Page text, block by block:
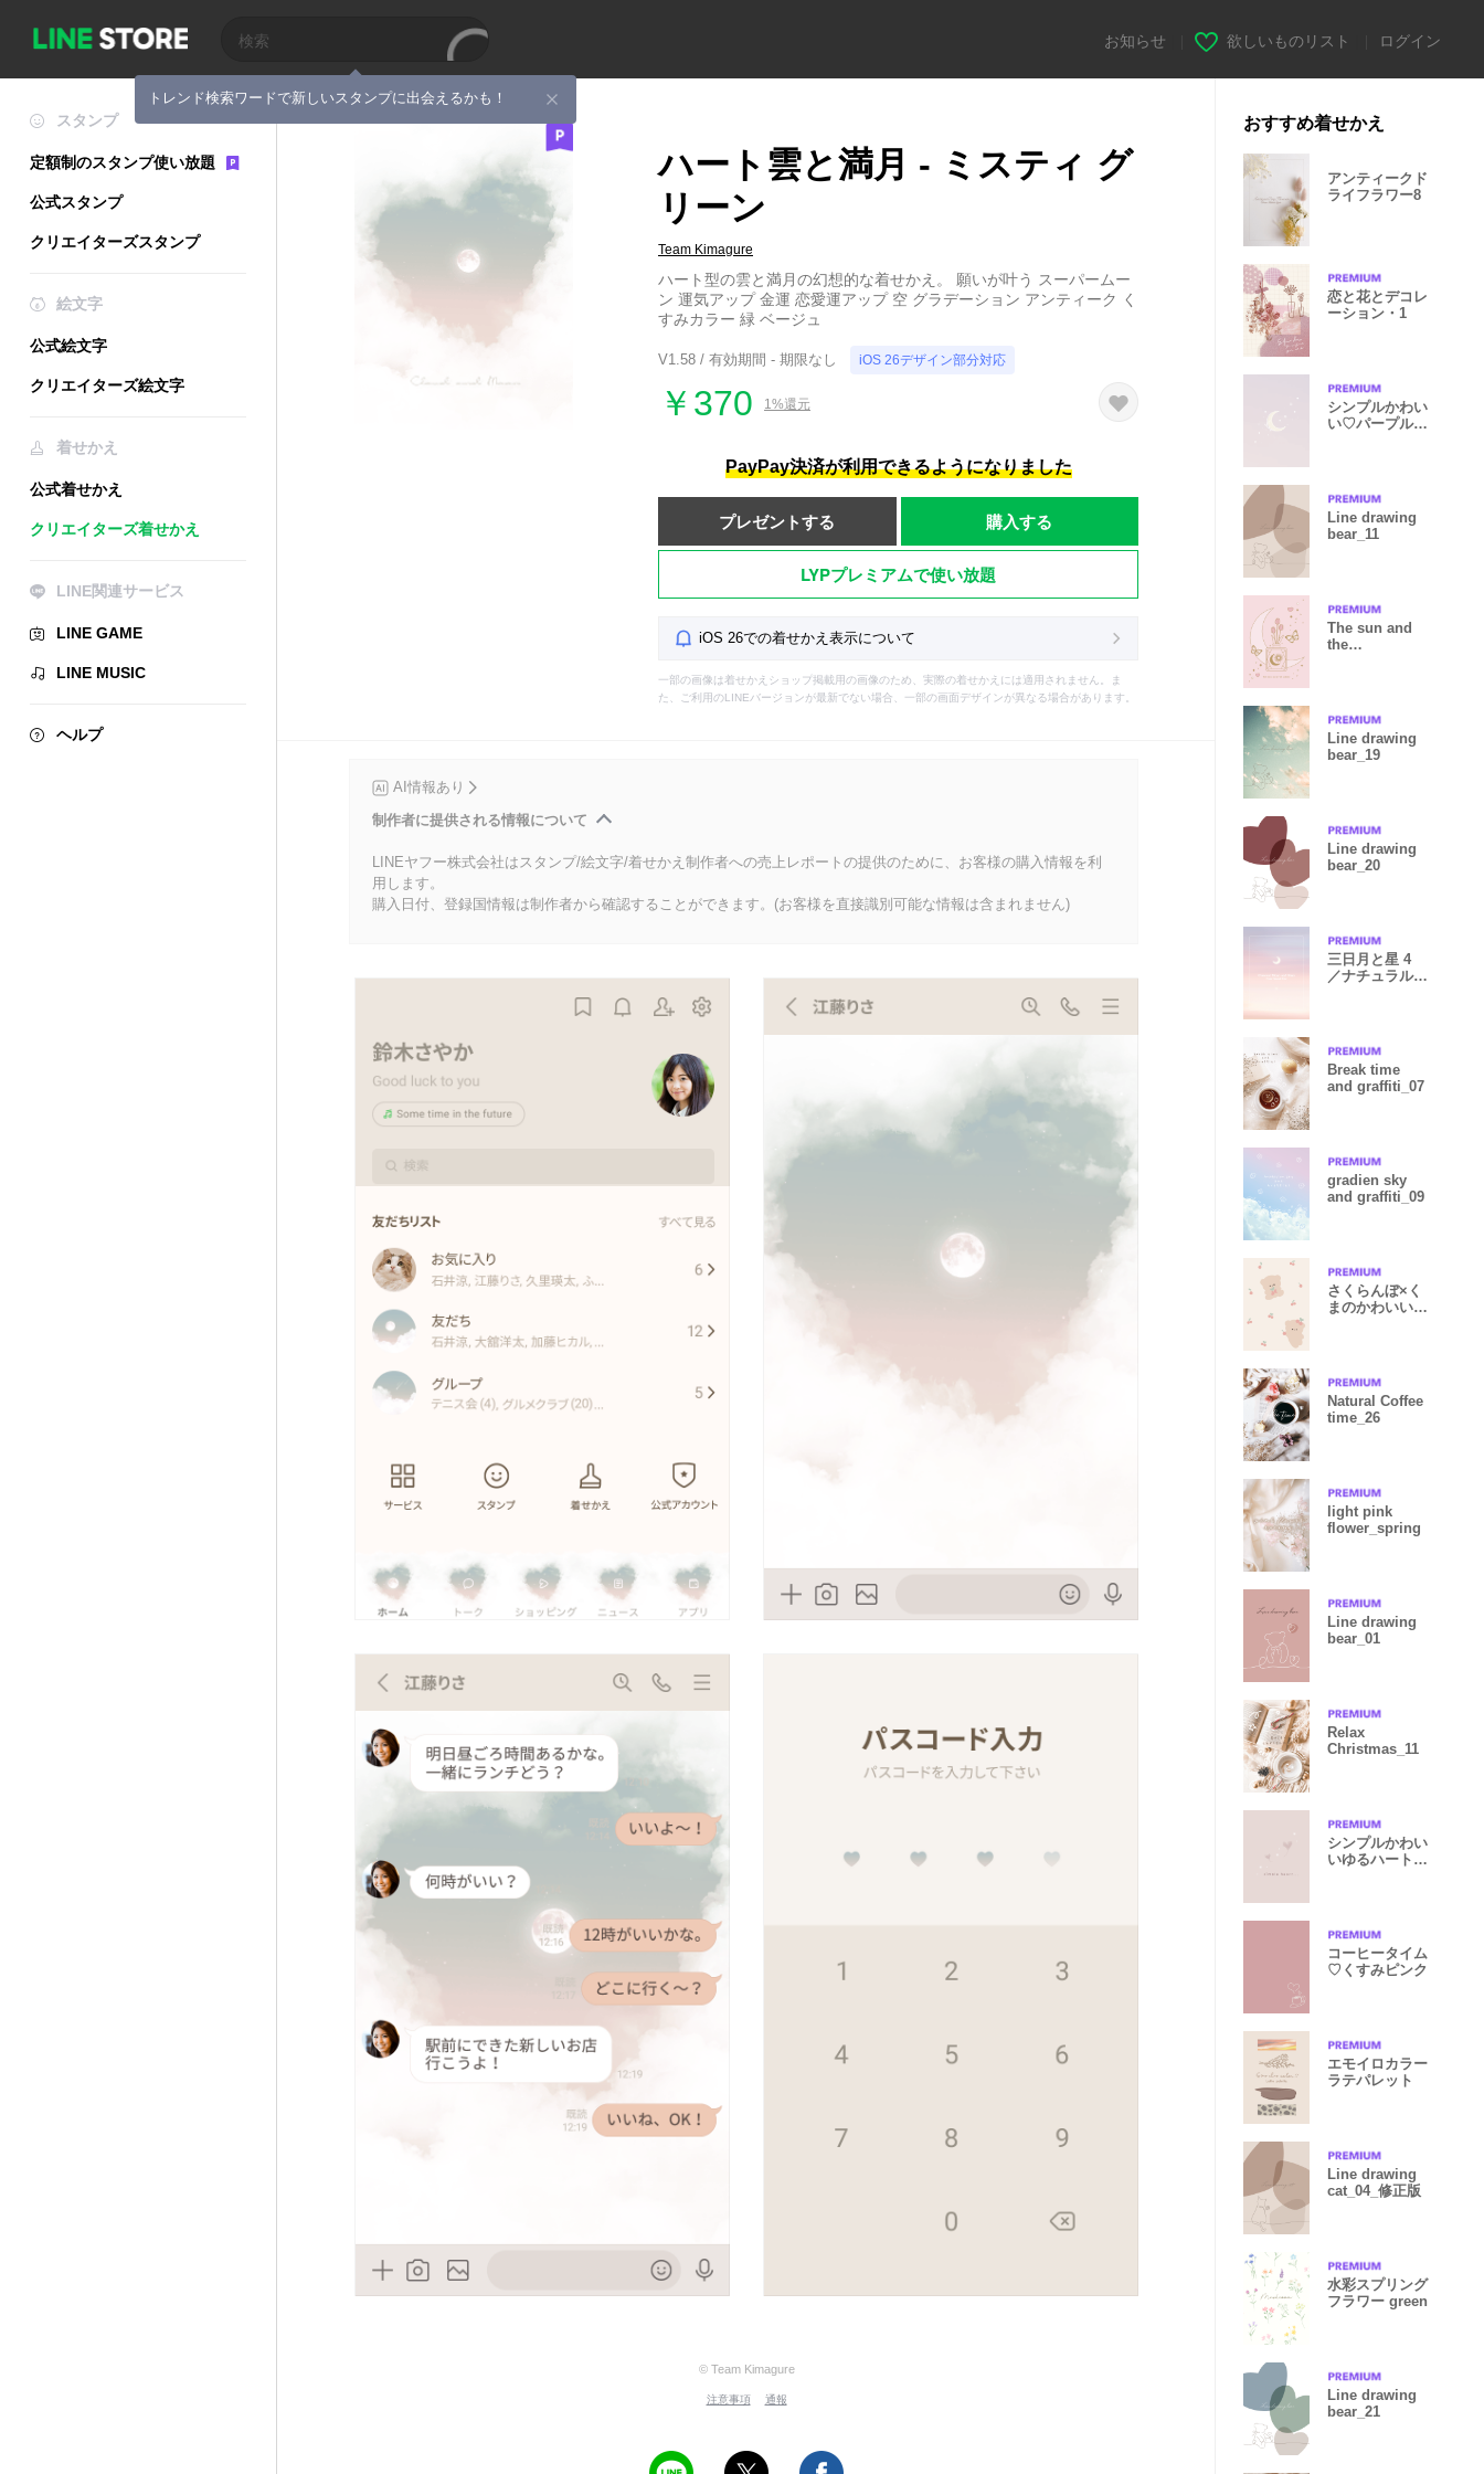
トレンド検索ワードで新しいスタンプに出会えるかも！
お知らせ 欲しいものリスト ログイン
スタンプ
定額制のスタンプ使い放題
公式スタンプ
クリエイターズスタンプ
絵文字
公式絵文字
クリエイターズ絵文字
着せかえ
公式着せかえ
クリエイターズ着せかえ
LINE関連サービス
LINE GAME
LINE MUSIC
ヘルプ
ハート雲と満月 - ミスティ グ
リーン
Team Kimagure
ハート型の雲と満月の幻想的な着せかえ。 願いが叶う スーパームー
ン 運気アップ 金運 恋愛運アップ 空 グラデーション アンティーク く
すみカラー 緑 ベージュ
V1.58 / 有効期間 - 期限なし iOS 26デザイン部分対応
￥370 1%還元
PayPay決済が利用できるようになりました
プレゼントする 購入する
LYPプレミアムで使い放題
iOS 26での着せかえ表示について
一部の画像は着せかえショップ掲載用の画像のため、実際の着せかえには適用されません。ま
た、ご利用のLINEバージョンが最新でない場合、一部の画面デザインが異なる場合があります。
AI情報あり
制作者に提供される情報について
LINEヤフー株式会社はスタンプ/絵文字/着せかえ制作者への売上レポートの提供のために、お客様の購入情報を利
用します。
購入日付、登録国情報は制作者から確認することができます。(お客様を直接識別可能な情報は含まれません)
© Team Kimagure
注意事項 通報
おすすめ着せかえ
アンティークド
ライフラワー8
恋と花とデコレ
ーション・1
シンプルかわい
い♡パープルな
Line drawing
bear_11
The sun and
the
Line drawing
bear_19
Line drawing
bear_20
三日月と星 4
／ナチュラル
Break time
and graffiti_07
gradien sky
and graffiti_09
さくらんぼ×く
まのかわいい着
Natural Coffee
time_26
light pink
flower_spring
Line drawing
bear_01
Relax
Christmas_11
シンプルかわい
いゆるハート
コーヒータイム
♡くすみピンク
エモイロカラー
ラテパレット
Line drawing
cat_04_修正版
水彩スプリング
フラワー green
Line drawing
bear_21